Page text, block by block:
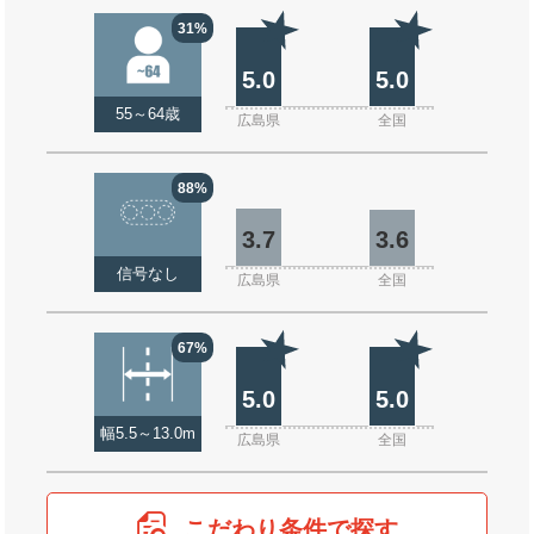
31%
55～64歳
5.0 5.0
広島県 全国
88%
信号なし
3.7 3.6
広島県 全国
67%
幅5.5～13.0m
5.0 5.0
広島県 全国